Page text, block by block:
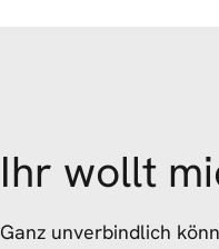
Ihr wollt
Ganz unverbindlich